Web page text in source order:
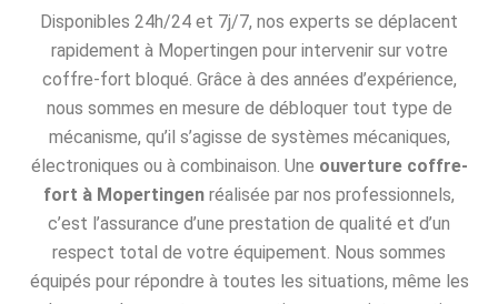
Disponibles 24h/24 et 7j/7, nos experts se déplacent
rapidement à Mopertingen pour intervenir sur votre
coffre-fort bloqué. Grâce à des années d’expérience,
nous sommes en mesure de débloquer tout type de
mécanisme, qu’il s’agisse de systèmes mécaniques,
électroniques ou à combinaison. Une ouverture coffre-
fort à Mopertingen réalisée par nos professionnels,
c’est l’assurance d’une prestation de qualité et d’un
respect total de votre équipement. Nous sommes
équipés pour répondre à toutes les situations, même les